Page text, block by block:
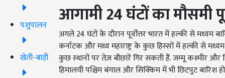
पशुपालन
खेती-बाड़ी
आगामी 24घंटों का मौसमी
अगले 24 घंटों के दौरान पूर्वोत्तर भारत में हल्की से मध्यम
कर्नाटक और मध्य महाराष्ट्र के कुछ हिस्सों में हल्की से
कुछ स्थानों पर तेज़ बौछारें गिर सकती हैं. जम्मू कश्मीर
हिमालयी पश्चिम बंगाल और सिक्किम में भी छिटपुट बारिश